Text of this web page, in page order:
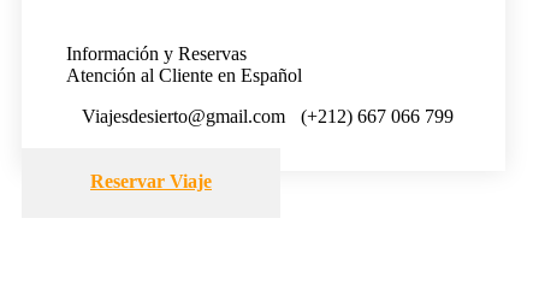
Información y Reservas
Atención al Cliente en Español
Viajesdesierto@gmail.com
(+212) 667 066 799
Reservar Viaje